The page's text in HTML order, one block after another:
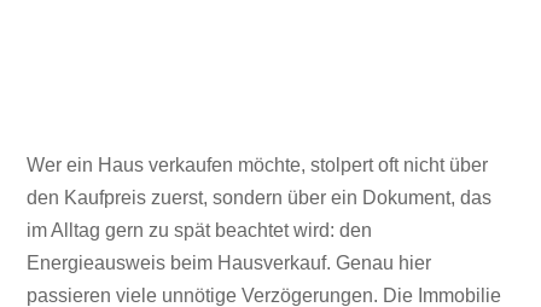
Energieausweis beim Hausverkauf:
Was gilt?
Wer ein Haus verkaufen möchte, stolpert oft nicht über
den Kaufpreis zuerst, sondern über ein Dokument, das
im Alltag gern zu spät beachtet wird: den
Energieausweis beim Hausverkauf. Genau hier
passieren viele unnötige Verzögerungen. Die Immobilie